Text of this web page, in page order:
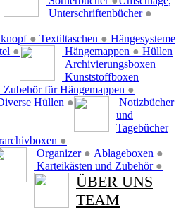
Unterschriftenbücher ●
● Textiltaschen ●
●
Hängesysteme
Hängemappen ●
Zubehör für Hängemappen ●
Hüllen
Hüllen ●
Archivierungsboxen
●
Kunststoffboxen
Organizer ● Ablageboxen ●
Karteikästen und Zubehör ●
Notizbücher
und
Tagebücher
ÜBER UNS
TEAM